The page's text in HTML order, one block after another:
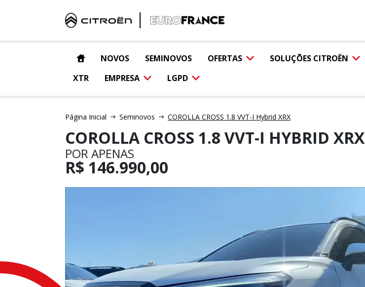
NOVOS SEMINOVOS OFERTAS SOLUÇÕES CITROËN
XTR
EMPRESA LGPD
Página Inicial Seminovos COROLLA CROSS 1.8 VVT-I Hybrid XRX
COROLLA CROSS 1.8 VVT-I HYBRID XRX
POR APENAS
R$ 146.990,00